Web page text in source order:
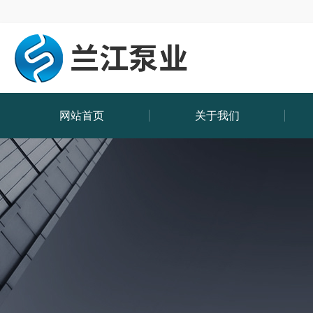
网站首页 关于我们